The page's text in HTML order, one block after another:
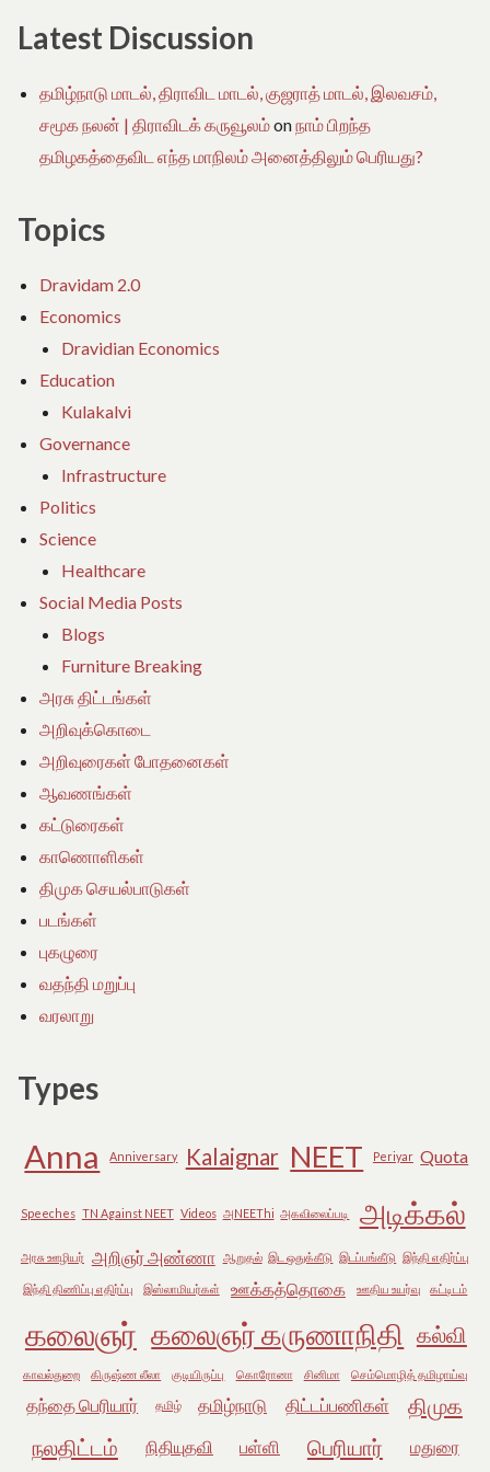
Latest Discussion
தமிழ்நாடு மாடல், திராவிட மாடல், குஜராத் மாடல், இலவசம்,
சமூக நலன் | திராவிடக் கருவூலம்onநாம் பிறந்த
தமிழகத்தைவிட எந்த மாநிலம் அனைத்திலும் பெரியது?
Topics
Dravidam 2.0
Economics
Dravidian Economics
Education
Kulakalvi
Governance
Infrastructure
Politics
Science
Healthcare
Social Media Posts
Blogs
Furniture Breaking
அரசு திட்டங்கள்
அறிவுக்கொடை
அறிவுரைகள் போதனைகள்
ஆவணங்கள்
கட்டுரைகள்
காணொளிகள்
திமுக செயல்பாடுகள்
படங்கள்
புகழுரை
வதந்தி மறுப்பு
வரலாறு
Types
Anna Anniversary Kalaignar NEET Periyar Quota
Speeches TN Against NEET Videos அNEEThi அகவிலைப்படி அடிக்கல்
அரசு ஊழியர் அறிஞர் அண்ணா ஆறுதல் இட ஒதுக்கீடு இடப்பங்கீடு இந்தி எதிர்ப்பு
இந்தி திணிப்பு எதிர்ப்பு இஸ்லாமியர்கள் ஊக்கத்தொகை ஊதிய உயர்வு கட்டிடம்
கலைஞர் கலைஞர் கருணாநிதி கல்வி
காவல்துறை கிருஷ்ண லீலா குடியிருப்பு கொரோனா சினிமா செம்மொழித் தமிழாய்வு
தந்தை பெரியார் தமிழ் தமிழ்நாடு திட்டப்பணிகள்
திமுக
நலதிட்டம்
நிதியுதவி பள்ளி பெரியார் மதுரை